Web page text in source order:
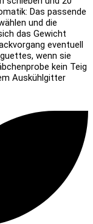
Das passende
und die
das Gewicht
eventuell
wenn sie
kein Teig
Auskühlgitter